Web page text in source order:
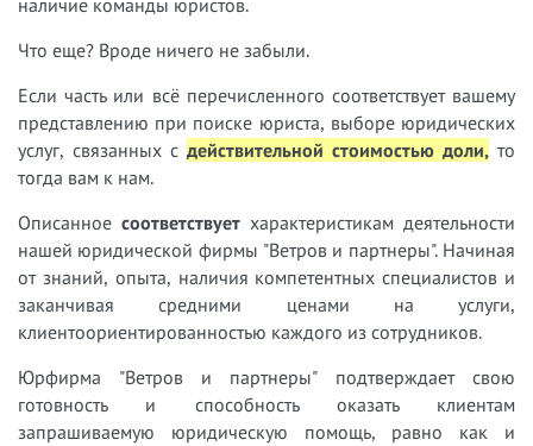
наличие команды юристов.
Что еще? Вроде ничего не забыли.
Если часть или всё перечисленного соответствует вашему
представлению при поиске юриста, выборе юридических
услуг, связанных с действительной стоимостью доли, то
тогда вам к нам.
Описанное соответствует характеристикам деятельности
нашей юридической фирмы "Ветров и партнеры". Начиная
от знаний, опыта, наличия компетентных специалистов и
заканчивая средними ценами на услуги,
клиентоориентированностью каждого из сотрудников.
Юрфирма "Ветров и партнеры" подтверждает свою
готовность и способность оказать клиентам
запрашиваемую юридическую помощь, равно как и